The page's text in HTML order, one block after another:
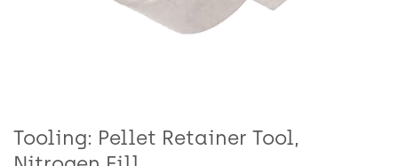
Tooling: Pellet Retainer Tool,